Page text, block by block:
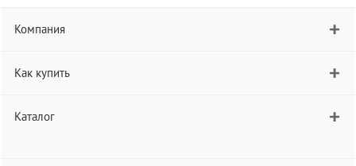
Компания
Как купить
Каталог